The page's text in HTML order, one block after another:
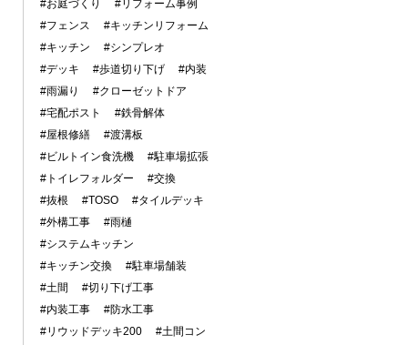
#お庭づくり
#リフォーム事例
#フェンス
#キッチンリフォーム
#キッチン
#シンプレオ
#デッキ
#歩道切り下げ
#内装
#雨漏り
#クローゼットドア
#宅配ポスト
#鉄骨解体
#屋根修繕
#渡溝板
#ビルトイン食洗機
#駐車場拡張
#トイレフォルダー
#交換
#抜根
#TOSO
#タイルデッキ
#外構工事
#雨樋
#システムキッチン
#キッチン交換
#駐車場舗装
#土間
#切り下げ工事
#内装工事
#防水工事
#リウッドデッキ200
#土間コン